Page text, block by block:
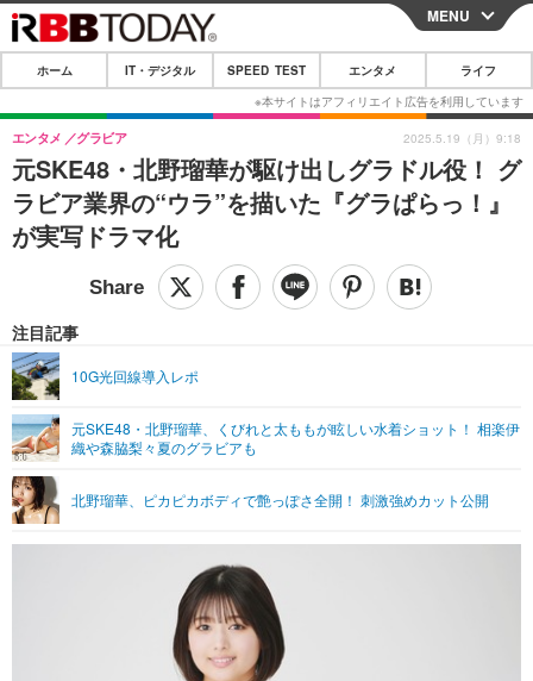
CLOSE
ホーム
IT・デジタル
IT・デジタルTOP スマートフォン
ネタ ガジェット・ツール
ショッピング その他
SPEED TEST
エンタメ
エンタメTOP 映画・ドラマ
音楽
グラビア ブログ
ペット
その他
リリース一覧
プッシュ通知の停止方法
MENU
ホーム IT・デジタル SPEED TEST エンタメ ライフ
元SKE48・北野瑠華が駆け出しグラドル役！ グ
ラビア業界の“ウラ”を描いた『グラぱらっ！』
が実写ドラマ化
エンタメ グラビア
注目記事
10G光回線導入レポ
元SKE48・北野瑠華、くびれと太ももが眩しい水着ショット！ 相楽伊
織や森脇梨々夏のグラビアも
北野瑠華、ピカピカボディで艶っぽさ全開！ 刺激強めカット公開
2025.5.19（月）9:18